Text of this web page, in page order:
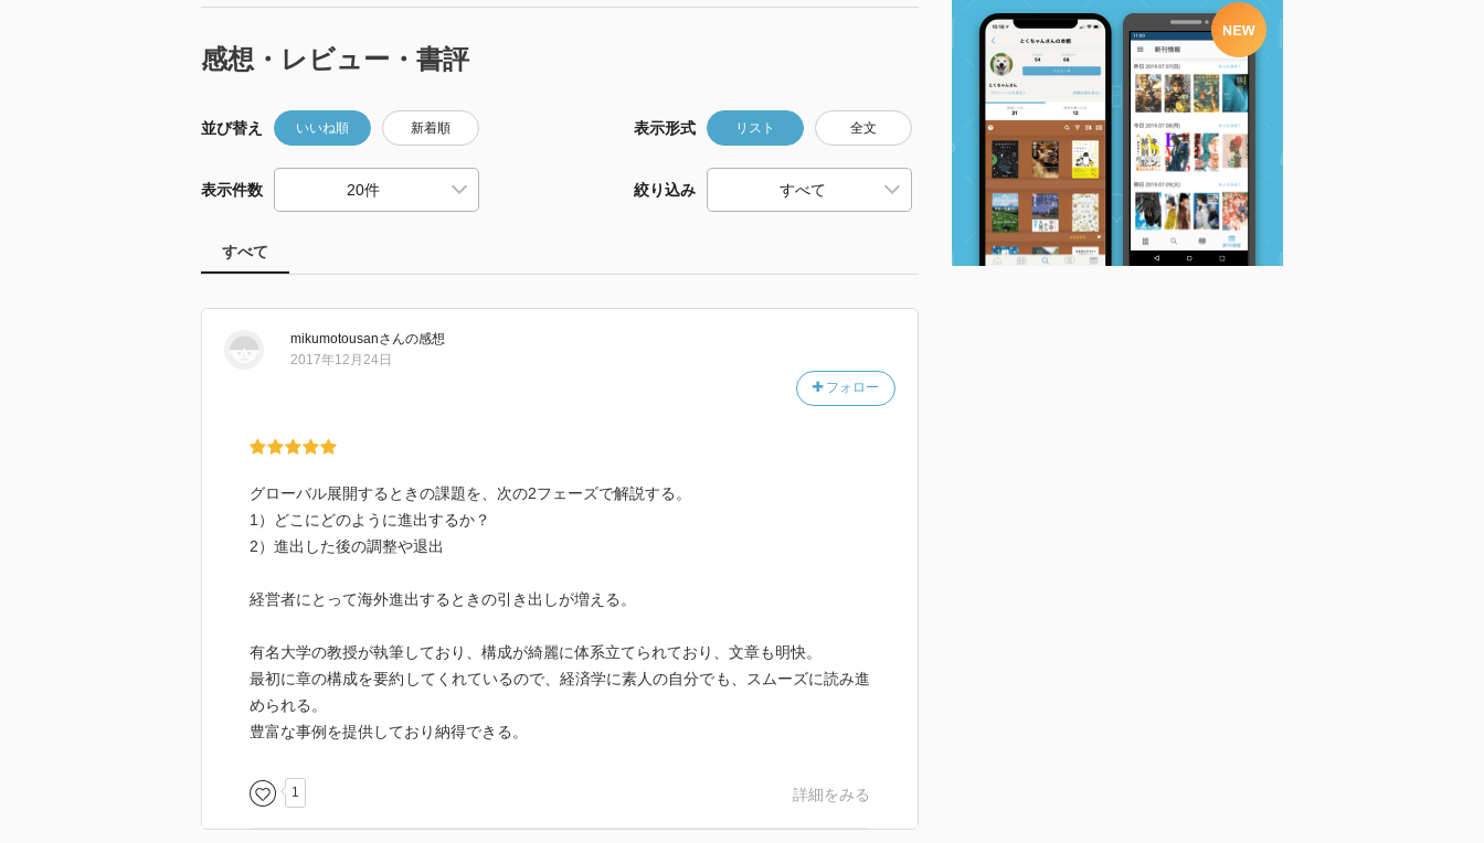
感想・レビュー・書評
並び替え いいね順 新着順 表示形式 リスト 全文
表示件数 絞り込み
すべて
mikumotousanさんの感想
フォロー
2017年12月24日
グローバル展開するときの課題を、次の2フェーズで解説する。
1）どこにどのように進出するか？
2）進出した後の調整や退出
経営者にとって海外進出するときの引き出しが増える。
有名大学の教授が執筆しており、構成が綺麗に体系立てられており、文章も明快。
最初に章の構成を要約してくれているので、経済学に素人の自分でも、スムーズに読み進
められる。
豊富な事例を提供しており納得できる。
1 詳細をみる